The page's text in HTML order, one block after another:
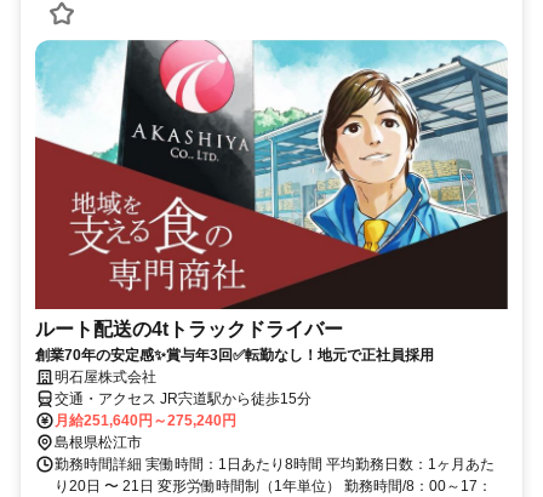
ルート配送の4tトラックドライバー
創業70年の安定感✨賞与年3回✅転勤なし！地元で正社員採用
明石屋株式会社
交通・アクセス JR宍道駅から徒歩15分
月給251,640円～275,240円
島根県松江市
勤務時間詳細 実働時間：1日あたり8時間 平均勤務日数：1ヶ月あた
り20日 〜 21日 変形労働時間制（1年単位） 勤務時間/8：00～17：